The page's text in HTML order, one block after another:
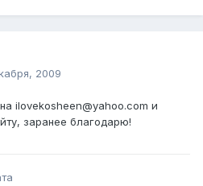
2009
ilovekosheen@yahoo.com и
заранее благодарю!